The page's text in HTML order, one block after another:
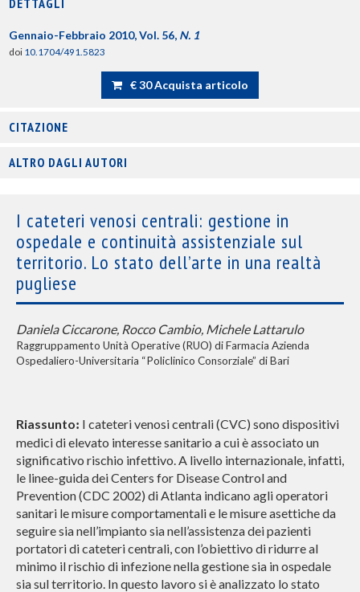
DETTAGLI
Gennaio-Febbraio 2010, Vol. 56, N. 1
doi 10.1704/491.5823
€ 30 Acquista articolo
CITAZIONE
ALTRO DAGLI AUTORI
I cateteri venosi centrali: gestione in
ospedale e continuità assistenziale sul
territorio. Lo stato dell’arte in una realtà
pugliese
Daniela Ciccarone, Rocco Cambio, Michele Lattarulo
Raggruppamento Unità Operative (RUO) di Farmacia Azienda
Ospedaliero-Universitaria “Policlinico Consorziale” di Bari
Riassunto: I cateteri venosi centrali (CVC) sono dispositivi
medici di elevato interesse sanitario a cui è associato un
significativo rischio infettivo. A livello internazionale, infatti,
le linee-guida dei Centers for Disease Control and
Prevention (CDC 2002) di Atlanta indicano agli operatori
sanitari le misure comportamentali e le misure asettiche da
seguire sia nell’impianto sia nell’assistenza dei pazienti
portatori di cateteri centrali, con l’obiettivo di ridurre al
minimo il rischio di infezione nella gestione sia in ospedale
sia sul territorio. In questo lavoro si è analizzato lo stato